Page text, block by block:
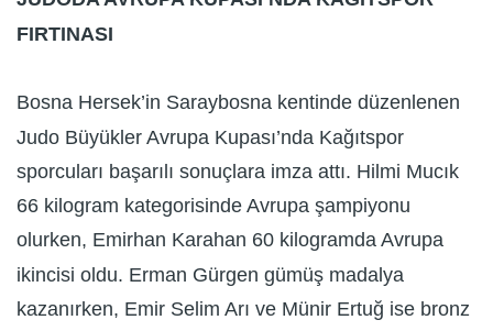
FIRTINASI
Bosna Hersek’in Saraybosna kentinde düzenlenen
Judo Büyükler Avrupa Kupası’nda Kağıtspor
sporcuları başarılı sonuçlara imza attı. Hilmi Mucık
66 kilogram kategorisinde Avrupa şampiyonu
olurken, Emirhan Karahan 60 kilogramda Avrupa
ikincisi oldu. Erman Gürgen gümüş madalya
kazanırken, Emir Selim Arı ve Münir Ertuğ ise bronz